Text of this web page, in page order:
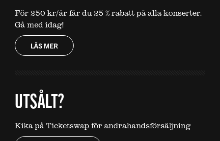
För 250 kr/år får du 25 % rabatt på alla konserter.
Gå med idag!
LÄS MER
UTSÅLT?
Kika på Ticketswap för andrahandsförsäljning